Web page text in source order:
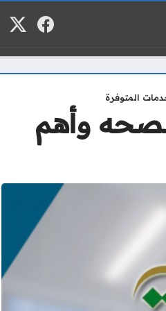
فيسبوك
المتوفرة
وأهم